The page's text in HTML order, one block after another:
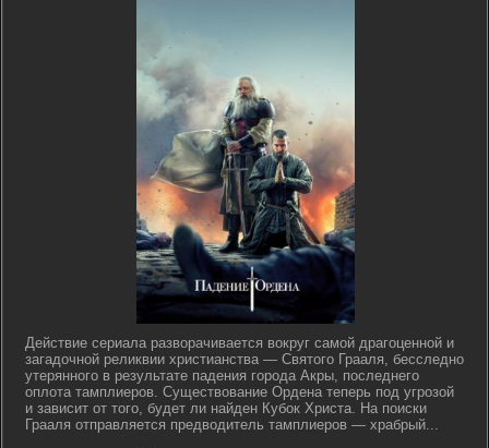
Действие сериала разворачивается вокруг самой драгоценной и
загадочной реликвии христианства — Святого Грааля, бесследно
утерянного в результате падения города Акры, последнего
оплота тамплиеров. Существование Ордена теперь под угрозой
и зависит от того, будет ли найден Кубок Христа. На поиски
Грааля отправляется предводитель тамплиеров — храбрый...